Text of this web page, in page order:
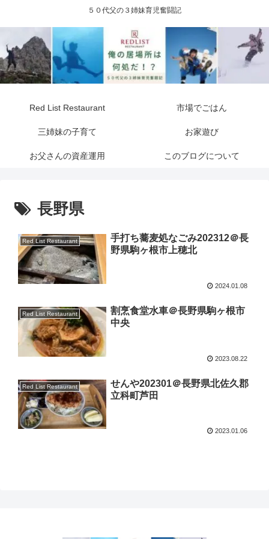
５０代父の３姉妹育児奮闘記
Red List Restaurant 市場でごはん
三姉妹の子育て お家遊び
お父さんの資産運用 このブログについて
長野県
Red List Restaurant
手打ち蕎麦処なごみ202312＠長
野県駒ヶ根市上穂北
2024.01.08
Red List Restaurant
割烹食堂水車＠長野県駒ヶ根市
中央
2023.08.22
Red List Restaurant
せんや202301＠長野県北佐久郡
立科町芦田
2023.01.06